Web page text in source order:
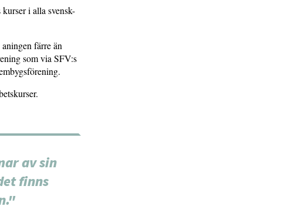
i alla svensk-
färre än
som via SFV:s
av sin
finns